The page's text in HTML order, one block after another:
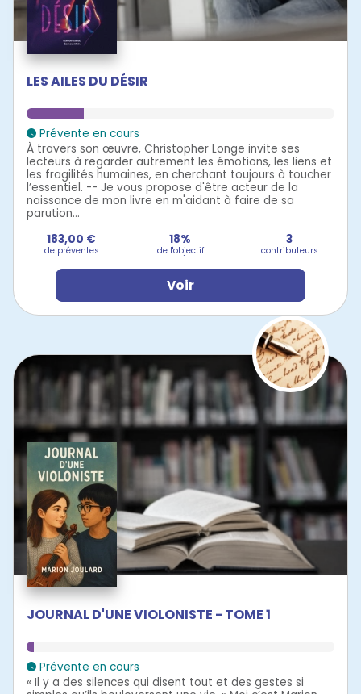
LES AILES DU DÉSIR
Prévente en cours
À travers son œuvre, Christopher Longe invite ses
lecteurs à regarder autrement les émotions, les liens et
les fragilités humaines, en cherchant toujours à toucher
l’essentiel. -- Je vous propose d'être acteur de la
naissance de mon livre en m'aidant à faire de sa
parution...
183,00 €
de préventes
18%
de l'objectif
3
contributeurs
Voir
JOURNAL D'UNE VIOLONISTE - TOME 1
Prévente en cours
« Il y a des silences qui disent tout et des gestes si